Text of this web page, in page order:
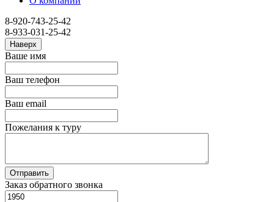
8-920-743-25-42
8-933-031-25-42
Наверх
Ваше имя
Ваш телефон
Ваш email
Пожелания к туру
Заказ обратного звонка